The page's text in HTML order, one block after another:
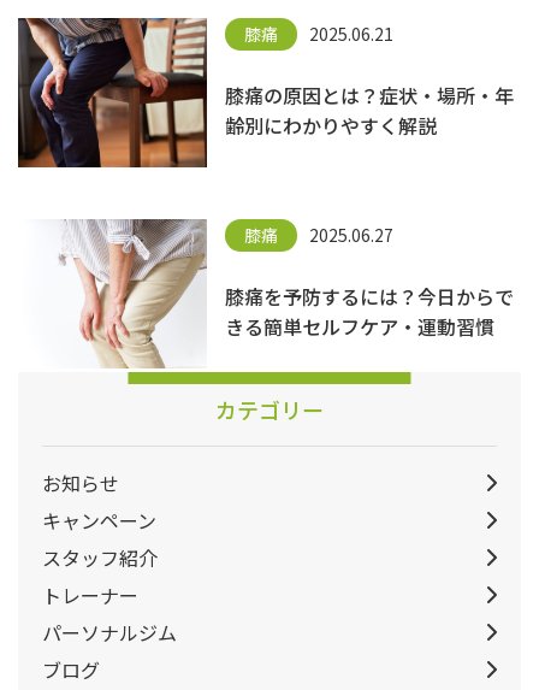
膝痛 2025.06.21
膝痛の原因とは？症状・場所・年
齢別にわかりやすく解説
膝痛 2025.06.27
膝痛を予防するには？今日からで
きる簡単セルフケア・運動習慣
カテゴリー
お知らせ
キャンペーン
スタッフ紹介
トレーナー
パーソナルジム
ブログ